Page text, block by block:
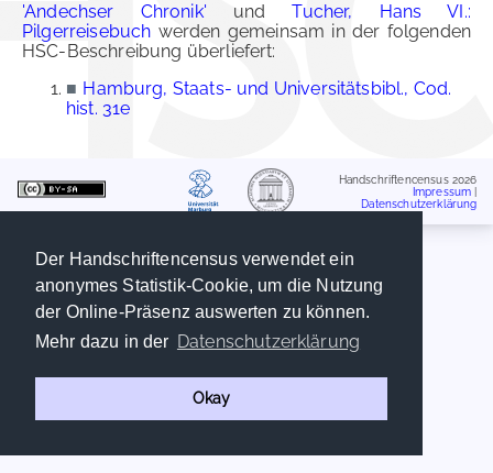
Der Handschriftencensus verwendet ein
anonymes Statistik-Cookie, um die Nutzung
der Online-Präsenz auswerten zu können.
Mehr dazu in der Datenschutzerklärung
Okay
'Andechser Chronik' undTucher, Hans VI.:
Pilgerreisebuch werden gemeinsam in der folgenden
HSC-Beschreibung überliefert:
■ Hamburg, Staats- und Universitätsbibl., Cod.
hist. 31e
Handschriftencensus 2026
Impressum
Datenschutzerklärung